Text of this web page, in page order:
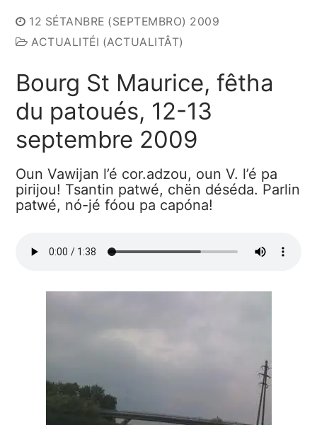
12 SÉTANBRE (SEPTEMBRO) 2009
ACTUALITÉI (ACTUALITÂT)
Bourg St Maurice, fêtha
du patoués, 12-13
septembre 2009
Oun Vawijan l’é cor.adzou, oun V. l’é pa
pirijou! Tsantin patwé, chën déséda. Parlin
patwé, nó-jé fóou pa capóna!